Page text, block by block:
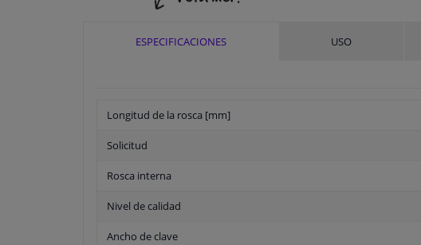
ESPECIFICACIONES USO
Longitud de la rosca [mm]
Solicitud
Rosca interna
Nivel de calidad
Ancho de clave